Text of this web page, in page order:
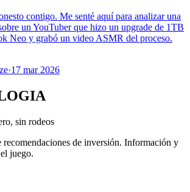
contigo. Me senté aquí para analizar una
un YouTuber que hizo un upgrade de 1TB
Neo y grabó un video ASMR del proceso.
·17 mar 2026
sin rodeos
recomendaciones de inversión. Información y
juego.